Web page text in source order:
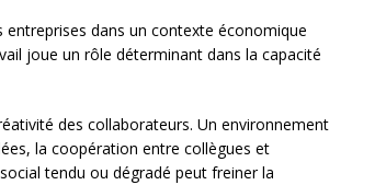
dans un contexte économique
joue un rôle déterminant dans la capacité
des collaborateurs. Un environnement
la coopération entre collègues et
tendu ou dégradé peut freiner la